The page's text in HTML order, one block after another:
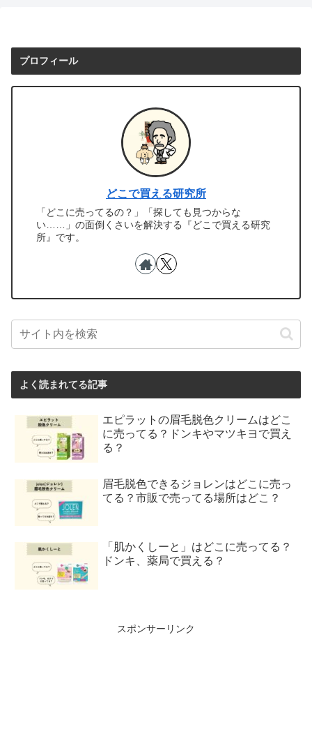
プロフィール
どこで買える研究所
「どこに売ってるの？」「探しても見つからな
い……」の面倒くさいを解決する『どこで買える研究
所』です。
よく読まれてる記事
エピラットの眉毛脱色クリームはどこ
に売ってる？ドンキやマツキヨで買え
る？
眉毛脱色できるジョレンはどこに売っ
てる？市販で売ってる場所はどこ？
「肌かくしーと」はどこに売ってる？
ドンキ、薬局で買える？
スポンサーリンク